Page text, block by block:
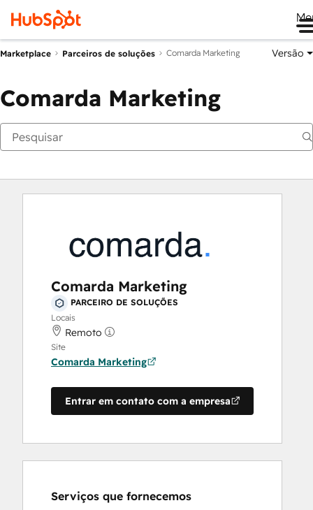
Marketplace Parceiros de soluções Comarda Marketing Versão
Comarda Marketing
Comarda Marketing
PARCEIRO DE SOLUÇÕES
Locais
Remoto
Site
Comarda Marketing
Entrar em contato com a empresa
Serviços que fornecemos